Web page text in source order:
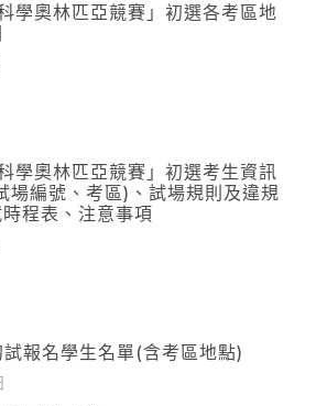
學奧林匹亞競賽」初選各考區地
學奧林匹亞競賽」初選考生資訊
場編號、考區)、試場規則及違規
程表、注意事項
報名學生名單(含考區地點)